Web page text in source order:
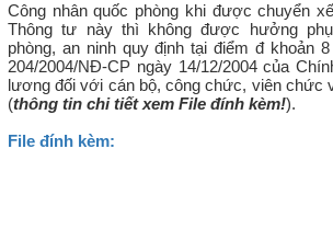
Công nhân quốc phòng khi được chuyển
Thông tư này thì không được hưởng
phòng, an ninh quy định tại điểm đ khoản
204/2004/NĐ-CP ngày 14/12/2004 của
lương đối với cán bộ, công chức, viên chức
(thông tin chi tiết xem File đính kèm!).
File đính kèm: